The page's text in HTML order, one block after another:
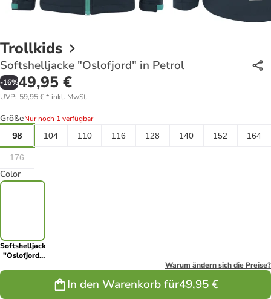
Trollkids
Softshelljacke "Oslofjord" in Petrol
-16%49,95 €
UVP: 59,95 €* inkl. MwSt.
GrößeNur noch 1 verfügbar
98
104 110 116 128 140 152 164
176
Color
Softshelljacke
"Oslofjord"
Warum ändern sich die Preise?
In den Warenkorb für49,95 €